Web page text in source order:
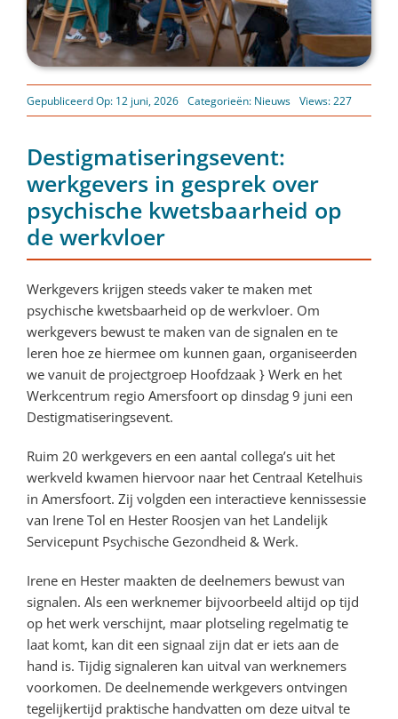
Gepubliceerd Op: 12 juni, 2026 Categorieën: Nieuws Views: 227
Destigmatiseringsevent:
werkgevers in gesprek over
psychische kwetsbaarheid op
de werkvloer
Werkgevers krijgen steeds vaker te maken met
psychische kwetsbaarheid op de werkvloer. Om
werkgevers bewust te maken van de signalen en te
leren hoe ze hiermee om kunnen gaan, organiseerden
we vanuit de projectgroep Hoofdzaak } Werk en het
Werkcentrum regio Amersfoort op dinsdag 9 juni een
Destigmatiseringsevent.
Ruim 20 werkgevers en een aantal collega’s uit het
werkveld kwamen hiervoor naar het Centraal Ketelhuis
in Amersfoort. Zij volgden een interactieve kennissessie
van Irene Tol en Hester Roosjen van het Landelijk
Servicepunt Psychische Gezondheid & Werk.
Irene en Hester maakten de deelnemers bewust van
signalen. Als een werknemer bijvoorbeeld altijd op tijd
op het werk verschijnt, maar plotseling regelmatig te
laat komt, kan dit een signaal zijn dat er iets aan de
hand is. Tijdig signaleren kan uitval van werknemers
voorkomen. De deelnemende werkgevers ontvingen
tegelijkertijd praktische handvatten om deze uitval te